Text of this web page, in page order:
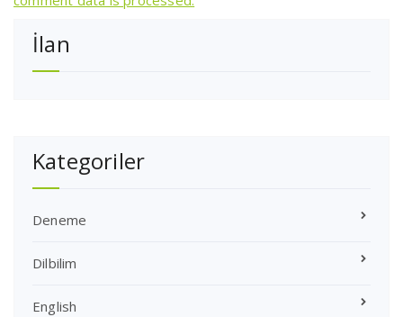
İlan
Kategoriler
Deneme
Dilbilim
English